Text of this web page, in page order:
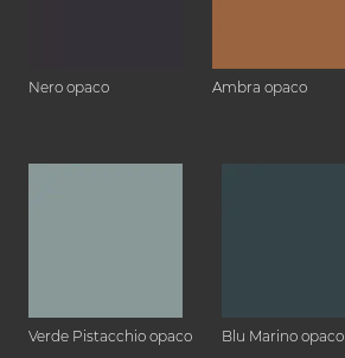
Nero opaco Ambra opaco
Verde Pistacchio opaco Blu Marino opaco